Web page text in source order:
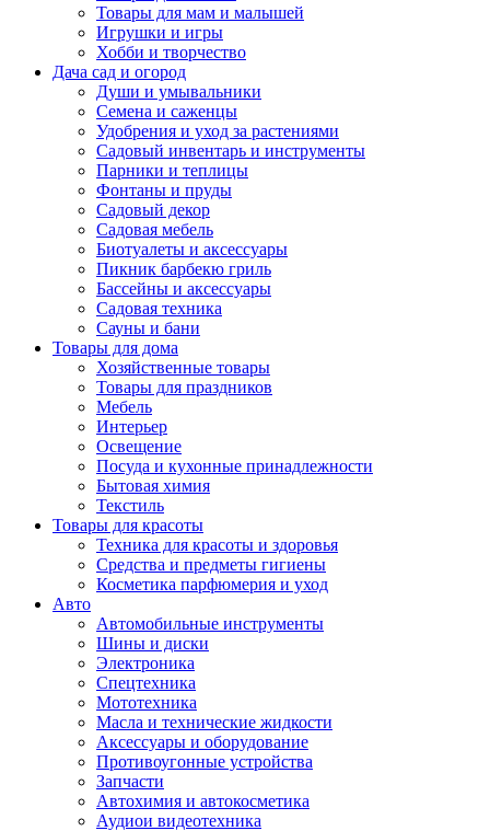
Товары для мам и малышей
Игрушки и игры
Хобби и творчество
Дача сад и огород
Души и умывальники
Семена и саженцы
Удобрения и уход за растениями
Садовый инвентарь и инструменты
Парники и теплицы
Фонтаны и пруды
Садовый декор
Садовая мебель
Биотуалеты и аксессуары
Пикник барбекю гриль
Бассейны и аксессуары
Садовая техника
Сауны и бани
Товары для дома
Хозяйственные товары
Товары для праздников
Мебель
Интерьер
Освещение
Посуда и кухонные принадлежности
Бытовая химия
Текстиль
Товары для красоты
Техника для красоты и здоровья
Средства и предметы гигиены
Косметика парфюмерия и уход
Авто
Автомобильные инструменты
Шины и диски
Электроника
Спецтехника
Мототехника
Масла и технические жидкости
Аксессуары и оборудование
Противоугонные устройства
Запчасти
Автохимия и автокосметика
Аудиои видеотехника